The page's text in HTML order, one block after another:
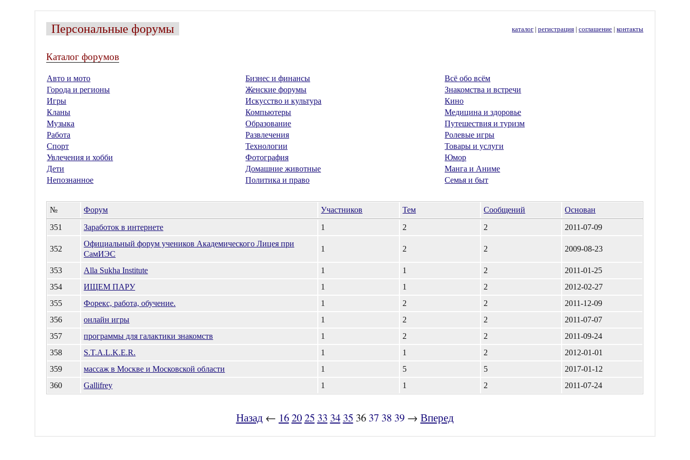
Персональные форумы каталог |регистрация |соглашение |контакты
Каталог форумов
Авто и мото Бизнес и финансы
Всё обо всём
Города и регионы
Женские форумы
Знакомства и встречи
Игры
Искусство и культура
Кино
Кланы
Компьютеры
Медицина и здоровье
Музыка
Образование
Путешествия и туризм
Работа
Развлечения
Ролевые игры
Спорт
Технологии
Товары и услуги
Увлечения и хобби
Фотография
Юмор
Дети
Домашние животные
Манга и Аниме
Непознанное
Политика и право Семья и быт
№ Форум Участников Тем Сообщений
Основан
351
Заработок в интернете 1 2 2 2011-07-09
352
Официальный форум учеников Академического Лицея при
СамИЭС
1 2 2 2009-08-23
353 Alla Sukha Institute 1 1 2
2011-01-25
354
ИЩЕМ ПАРУ 1 1 2
2012-02-27
355
Форекс, работа, обучение. 1 2 2
2011-12-09
356
онлайн игры 1 2 2
2011-07-07
357
программы для галактики знакомств 1 2 2
2011-09-24
358
S.T.A.L.K.E.R. 1 1 2
2012-01-01
359
массаж в Москве и Московской области 1 5 5
2017-01-12
360
Gallifrey 1 1 2 2011-07-24
Назад← 162025 33 34 35 36 37 38 39 → Вперед